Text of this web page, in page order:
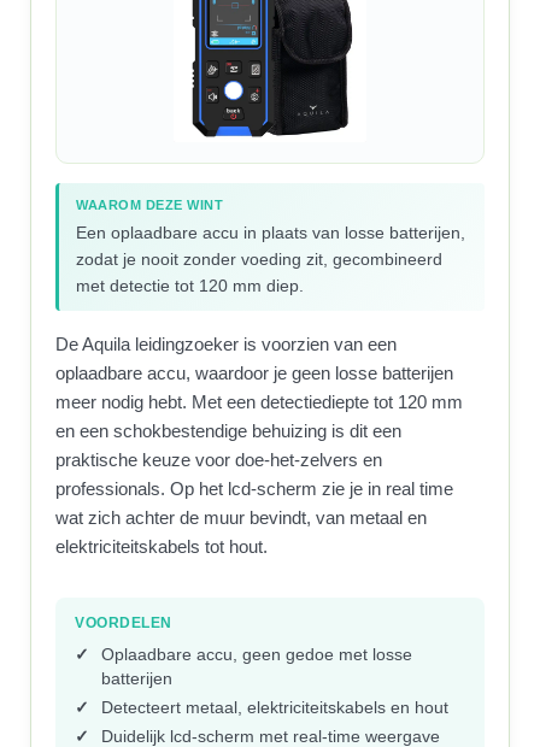
WAAROM DEZE WINT
Een oplaadbare accu in plaats van losse batterijen,
zodat je nooit zonder voeding zit, gecombineerd
met detectie tot 120 mm diep.
De Aquila leidingzoeker is voorzien van een
oplaadbare accu, waardoor je geen losse batterijen
meer nodig hebt. Met een detectiediepte tot 120 mm
en een schokbestendige behuizing is dit een
praktische keuze voor doe-het-zelvers en
professionals. Op het lcd-scherm zie je in real time
wat zich achter de muur bevindt, van metaal en
elektriciteitskabels tot hout.
VOORDELEN
Oplaadbare accu, geen gedoe met losse
batterijen
Detecteert metaal, elektriciteitskabels en hout
Duidelijk lcd-scherm met real-time weergave